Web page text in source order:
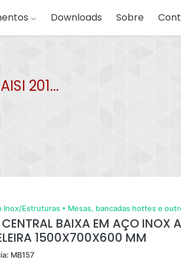
Downloads Sobre
201...
Inox/Estruturas • Mesas, bancadas hottes e
BAIXA EM AÇO INOX
1500X700X600 MM
MB157